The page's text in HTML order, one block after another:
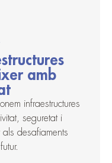
amb
infraestructures
seguretat i
desafiaments